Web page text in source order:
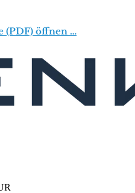
(PDF) öffnen …